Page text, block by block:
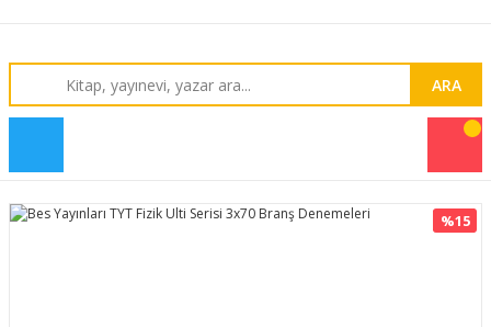
ARA
%15